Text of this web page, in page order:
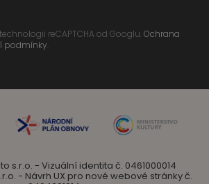
reCAPTCHA od Googlu.Ochrana
podmínky.
s.r.o. - Vizuální identita č. 0461000014
- Návrh UX pro nové webové stránky č.